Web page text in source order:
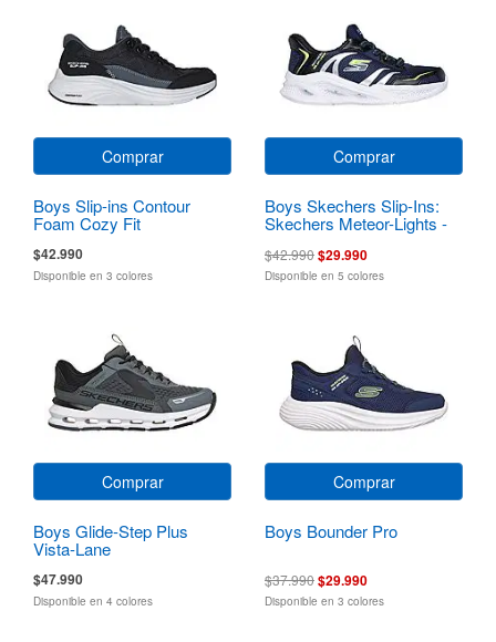
Comprar
Boys Slip-ins Contour
Foam Cozy Fit
$42.990
Disponible en 3 colores
Comprar
Boys Skechers Slip-Ins:
Skechers Meteor-Lights -
$42.990$29.990
Disponible en 5 colores
Comprar
Boys Glide-Step Plus
Vista-Lane
$47.990
Disponible en 4 colores
Comprar
Boys Bounder Pro
$37.990$29.990
Disponible en 3 colores